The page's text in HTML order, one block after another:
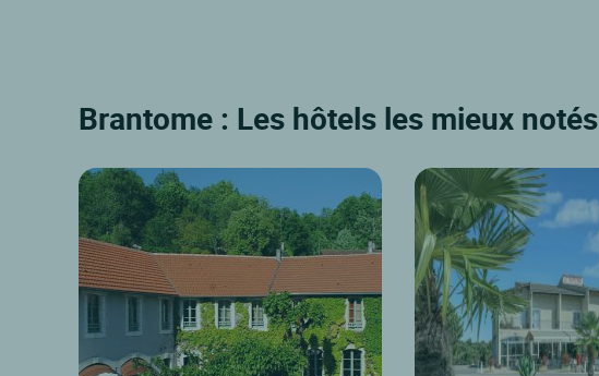
Brantome : Les hôtels les mieux notés